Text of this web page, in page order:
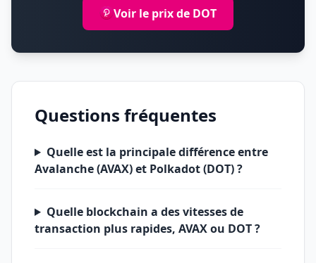
Voir le prix de DOT
Questions fréquentes
Quelle est la principale différence entre
Avalanche (AVAX) et Polkadot (DOT) ?
Quelle blockchain a des vitesses de
transaction plus rapides, AVAX ou DOT ?